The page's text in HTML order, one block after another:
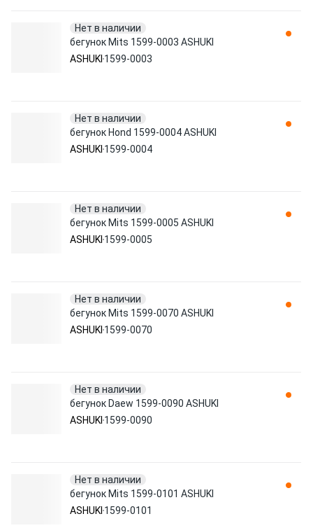
Нет в наличии
бегунок Mits 1599-0003 ASHUKI
ASHUKI 1599-0003
Нет в наличии
бегунок Hond 1599-0004 ASHUKI
ASHUKI 1599-0004
Нет в наличии
бегунок Mits 1599-0005 ASHUKI
ASHUKI 1599-0005
Нет в наличии
бегунок Mits 1599-0070 ASHUKI
ASHUKI 1599-0070
Нет в наличии
бегунок Daew 1599-0090 ASHUKI
ASHUKI 1599-0090
Нет в наличии
бегунок Mits 1599-0101 ASHUKI
ASHUKI 1599-0101